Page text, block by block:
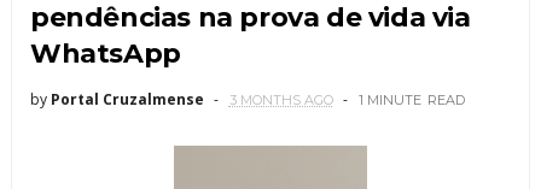
pendências na prova de vida via
WhatsApp
by Portal Cruzalmense 3 MONTHS AGO 1 MINUTE READ